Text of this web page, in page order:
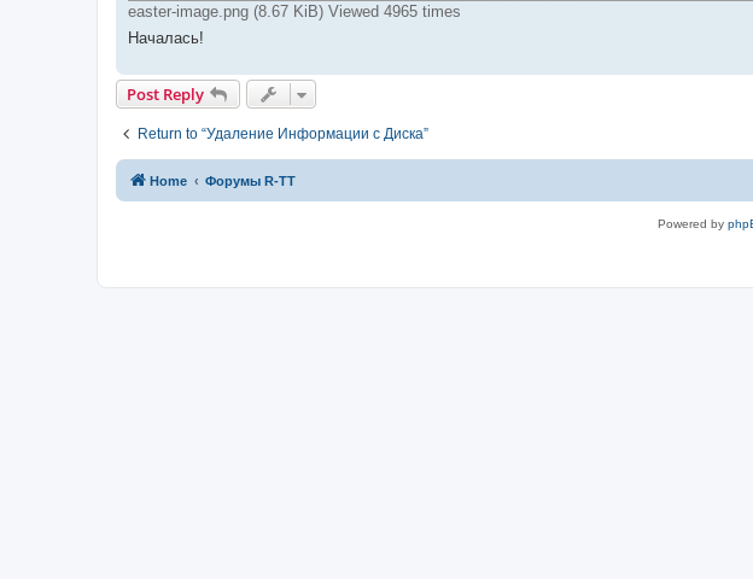
easter-image.png (8.67 KiB) Viewed 4965 times
Началась!
Post Reply
Return to “Удаление Информации с Диска”
Home Форумы R-TT
Powered by